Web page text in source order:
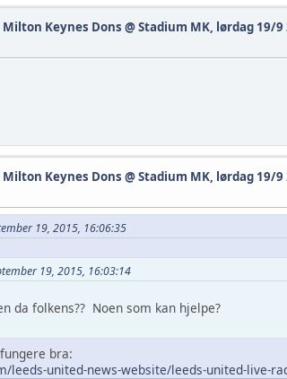
Milton Keynes Dons @ Stadium MK, lørdag 19/9
Milton Keynes Dons @ Stadium MK, lørdag 19/9
19, 2015, 16:06:35
19, 2015, 16:03:14
da folkens?? Noen som kan hjelpe?
bra:
leeds-united-news-website/leeds-united-live-